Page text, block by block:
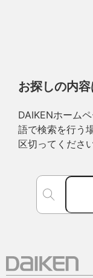
お探しの内
DAIKENホーム
語で検索を行う
区切ってください